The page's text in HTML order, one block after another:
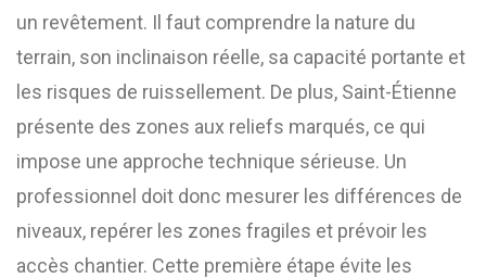
un revêtement. Il faut comprendre la nature du
terrain, son inclinaison réelle, sa capacité portante et
les risques de ruissellement. De plus, Saint-Étienne
présente des zones aux reliefs marqués, ce qui
impose une approche technique sérieuse. Un
professionnel doit donc mesurer les différences de
niveaux, repérer les zones fragiles et prévoir les
accès chantier. Cette première étape évite les